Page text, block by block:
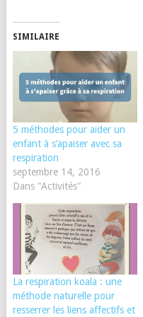
SIMILAIRE
5 méthodes pour aider un
enfant à s’apaiser avec sa
respiration
septembre 14, 2016
Dans "Activités"
La respiration koala : une
méthode naturelle pour
resserrer les liens affectifs et